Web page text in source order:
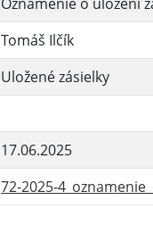
Tomáš Ilčík
Uložené zásielky
17.06.2025
72-2025-